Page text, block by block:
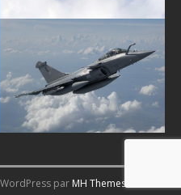
par MH Themes